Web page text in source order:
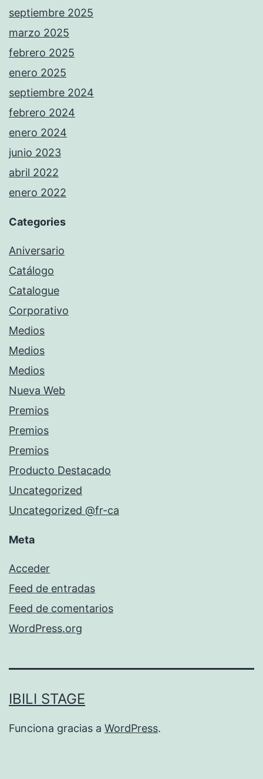
septiembre 2025
marzo 2025
febrero 2025
enero 2025
septiembre 2024
febrero 2024
enero 2024
junio 2023
abril 2022
enero 2022
Categories
Aniversario
Catálogo
Catalogue
Corporativo
Medios
Medios
Medios
Nueva Web
Premios
Premios
Premios
Producto Destacado
Uncategorized
Uncategorized @fr-ca
Meta
Acceder
Feed de entradas
Feed de comentarios
WordPress.org
IBILI STAGE
Funciona gracias a WordPress.